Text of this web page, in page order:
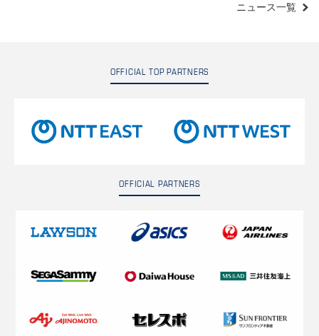
ニュース一覧
OFFICIAL TOP PARTNERS
OFFICIAL PARTNERS